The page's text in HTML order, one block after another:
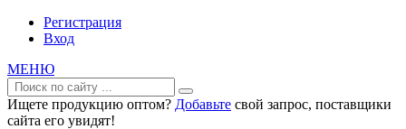
Регистрация
Вход
МЕНЮ
Ищете продукцию оптом? Добавьте свой запрос, поставщики
сайта его увидят!